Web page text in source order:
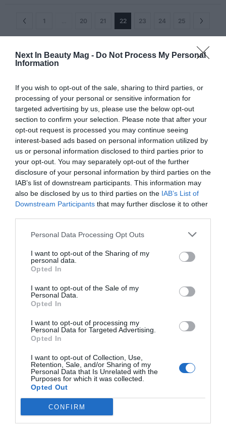
Next In Beauty Mag - Do Not Process My Personal
Information
If you wish to opt-out of the sale, sharing to third parties, or
processing of your personal or sensitive information for
targeted advertising by us, please use the below opt-out
section to confirm your selection. Please note that after your
opt-out request is processed you may continue seeing
interest-based ads based on personal information utilized by
us or personal information disclosed to third parties prior to
your opt-out. You may separately opt-out of the further
disclosure of your personal information by third parties on the
IAB’s list of downstream participants. This information may
also be disclosed by us to third parties on the IAB’s List of
Downstream Participants that may further disclose it to other
Personal Data Processing Opt Outs
I want to opt-out of the Sharing of my
personal data.
Opted In
I want to opt-out of the Sale of my
Personal Data.
Opted In
I want to opt-out of processing my
Personal Data for Targeted Advertising.
Opted In
I want to opt-out of Collection, Use,
Retention, Sale, and/or Sharing of my
Personal Data that Is Unrelated with the
Purposes for which it was collected.
Opted Out
CONFIRM
1 20 21 22 23 24 25
Lo más leído